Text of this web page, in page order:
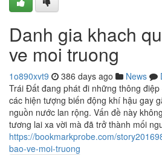
Danh gia khach
ve moi truong
1o890xvt9 386 days ago News
Trái Đất đang phát đi những thông
các hiện tượng biến động khí hậu gay
nguồn nước lan rộng. Vấn đề này
tương lai xa vời mà đã trở thành mối
https://bookmarkprobe.com/
bao-ve-moi-truong